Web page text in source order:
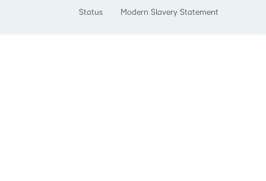
Status Modern Slavery Statement